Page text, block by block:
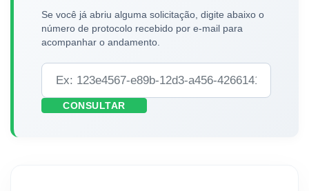
Se você já abriu alguma solicitação, digite abaixo o
número de protocolo recebido por e-mail para
acompanhar o andamento.
CONSULTAR